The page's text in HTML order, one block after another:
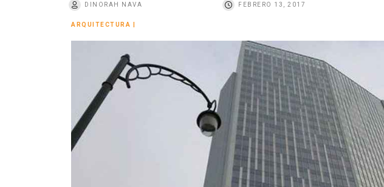
DINORAH NAVA FEBRERO 13, 2017
ARQUITECTURA